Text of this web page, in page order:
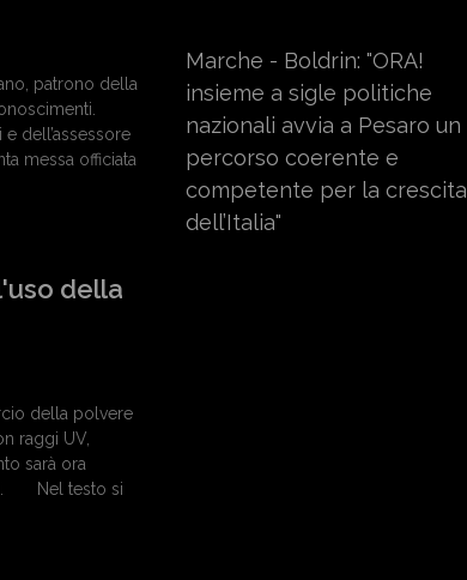
patrono della
dell’assessore
messa officiata
della
della polvere
raggi UV,
sarà ora
Nel testo si
Marche - Boldrin: "ORA!
insieme a sigle politiche
nazionali avvia a Pesaro un
percorso coerente e
competente per la crescita
dell’Italia"